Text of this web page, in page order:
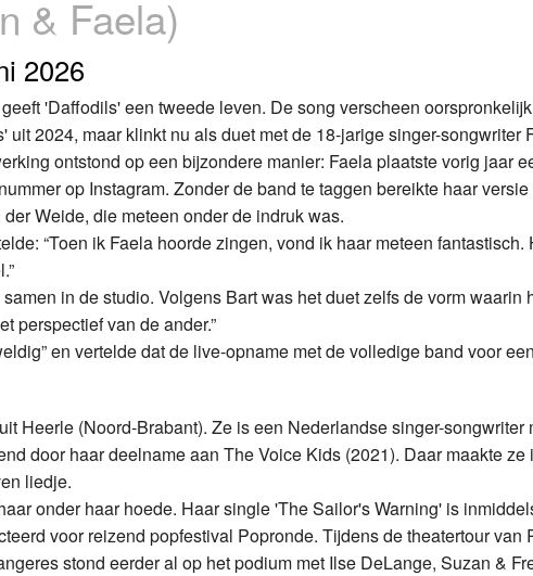
Over Krimpen
& Faela)
2026
'Daffodils' een tweede leven. De song verscheen
uit 2024, maar klinkt nu als duet met de 18-jarige singer-songwriter
ontstond op een bijzondere manier: Faela plaatste vorig jaar
op Instagram. Zonder de band te taggen bereikte haar
der Weide, die meteen onder de indruk was.
“Toen ik Faela hoorde zingen, vond ik haar meteen fantastisch.
in de studio. Volgens Bart was het duet zelfs de vorm waarin
perspectief van de ander.”
en vertelde dat de live-opname met de volledige band voor
Heerle (Noord-Brabant). Ze is een Nederlandse singer-songwriter
door haar deelname aan The Voice Kids (2021). Daar maakte
liedje.
onder haar hoede. Haar single 'The Sailor's Warning' is
voor reizend popfestival Popronde. Tijdens de theatertour van
stond eerder al op het podium met Ilse DeLange, Suzan &